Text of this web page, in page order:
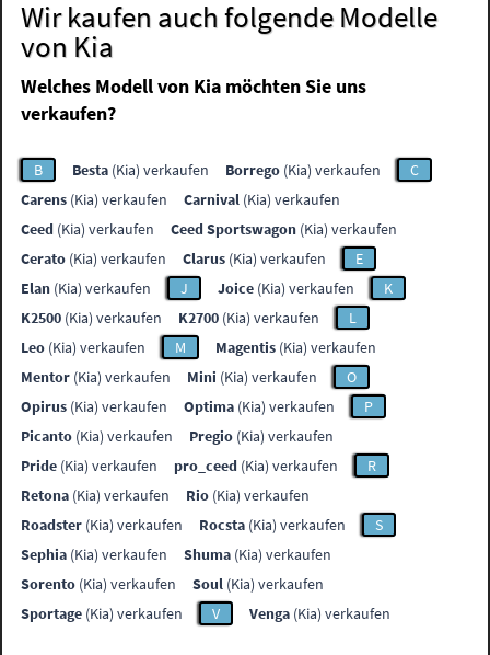
Wir kaufen auch folgende Modelle
von Kia
Welches Modell von Kia möchten Sie uns
verkaufen?
B Besta (Kia) verkaufen Borrego (Kia) verkaufen
C
Carens (Kia) verkaufen Carnival (Kia) verkaufen
Ceed (Kia) verkaufen Ceed Sportswagon (Kia) verkaufen
Cerato (Kia) verkaufen Clarus (Kia) verkaufen
E
Elan (Kia) verkaufen J Joice (Kia) verkaufen
K
K2500 (Kia) verkaufen K2700 (Kia) verkaufen
L
Leo (Kia) verkaufen M Magentis (Kia) verkaufen
Mentor (Kia) verkaufen Mini (Kia) verkaufen
O
Opirus (Kia) verkaufen Optima (Kia) verkaufen
P
Picanto (Kia) verkaufen Pregio (Kia) verkaufen
Pride (Kia) verkaufen pro_ceed (Kia) verkaufen
R
Retona (Kia) verkaufen Rio (Kia) verkaufen
Roadster (Kia) verkaufen Rocsta (Kia) verkaufen
S
Sephia (Kia) verkaufen Shuma (Kia) verkaufen
Sorento (Kia) verkaufen Soul (Kia) verkaufen
Sportage (Kia) verkaufen V Venga (Kia) verkaufen